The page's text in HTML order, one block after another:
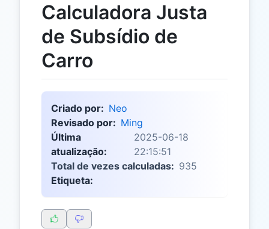
Calculadora Justa
de Subsídio de
Carro
Criado por: Neo
Revisado por: Ming
Última
atualização:
2025-06-18
22:15:51
Total de vezes calculadas: 935
Etiqueta: